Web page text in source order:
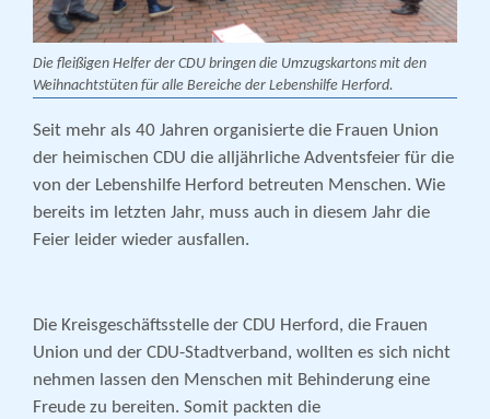
Die fleißigen Helfer der CDU bringen die Umzugskartons mit den
Weihnachtstüten für alle Bereiche der Lebenshilfe Herford.
Seit mehr als 40 Jahren organisierte die Frauen Union
der heimischen CDU die alljährliche Adventsfeier für die
von der Lebenshilfe Herford betreuten Menschen. Wie
bereits im letzten Jahr, muss auch in diesem Jahr die
Feier leider wieder ausfallen.
Die Kreisgeschäftsstelle der CDU Herford, die Frauen
Union und der CDU-Stadtverband, wollten es sich nicht
nehmen lassen den Menschen mit Behinderung eine
Freude zu bereiten. Somit packten die